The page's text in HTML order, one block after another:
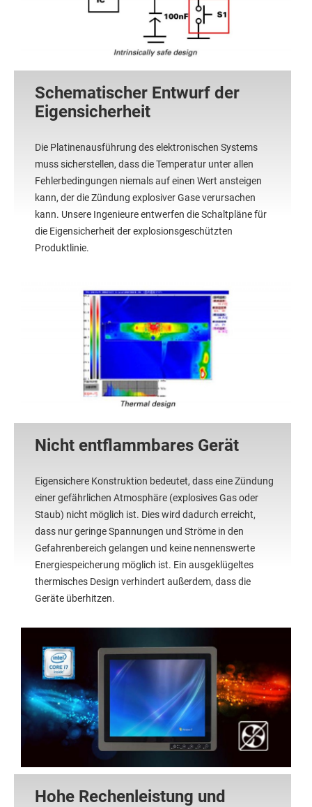
Schematischer Entwurf der
Eigensicherheit
Die Platinenausführung des elektronischen Systems
muss sicherstellen, dass die Temperatur unter allen
Fehlerbedingungen niemals auf einen Wert ansteigen
kann, der die Zündung explosiver Gase verursachen
kann. Unsere Ingenieure entwerfen die Schaltpläne für
die Eigensicherheit der explosionsgeschützten
Produktlinie.
Nicht entflammbares Gerät
Eigensichere Konstruktion bedeutet, dass eine Zündung
einer gefährlichen Atmosphäre (explosives Gas oder
Staub) nicht möglich ist. Dies wird dadurch erreicht,
dass nur geringe Spannungen und Ströme in den
Gefahrenbereich gelangen und keine nennenswerte
Energiespeicherung möglich ist. Ein ausgeklügeltes
thermisches Design verhindert außerdem, dass die
Geräte überhitzen.
Hohe Rechenleistung und